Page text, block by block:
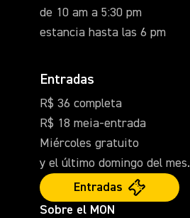
de 10 am a 5:30 pm
estancia hasta las 6 pm
Entradas
R$ 36 completa
R$ 18 meia-entrada
Miércoles gratuito
y el último domingo del mes.
Entradas
Sobre el MON